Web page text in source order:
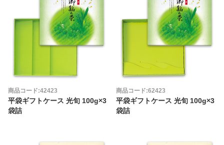
商品コード:42423
平袋ギフトケース 光旬 100g×3
袋詰
商品コード:62423
平袋ギフトケース 光旬 100g×3
袋詰